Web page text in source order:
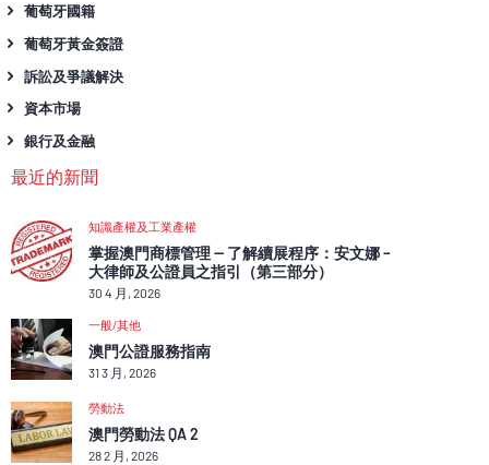
葡萄牙國籍
葡萄牙黃金簽證
訴訟及爭議解決
資本市場
銀行及金融
最近的新聞
知識產權及工業產權
掌握澳門商標管理 — 了解續展程序：安文娜 –
大律師及公證員之指引（第三部分）
30 4 月, 2026
一般/其他
澳門公證服務指南
31 3 月, 2026
勞動法
澳門勞動法 QA 2
28 2 月, 2026